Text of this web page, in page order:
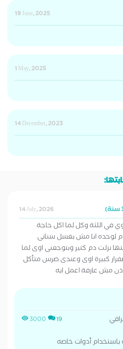
19 June, 2025
1 May, 2025
14 December, 2023
14 July, 2026
في اللثة وكل لما اكل حاجة
لوحده انا مش بغسل سنانى
نزلت دم كتير وبتوجعنى اوى لما
كبيرة اوى وعندى ضرس متأكل
مش عارفة اعمل ايه
3000 19
باستخدام أدوات خاصه